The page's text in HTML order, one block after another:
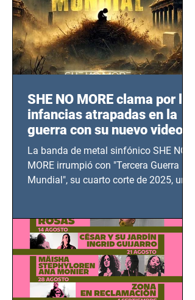
SHE NO MORE clama por las
infancias atrapadas en la
guerra con su nuevo video
TERCERA GUERRA
MUNDIAL
La banda de metal sinfónico SHE NO
MORE irrumpió con "Tercera Guerra
Mundial", su cuarto corte de 2025, un
bélicos.